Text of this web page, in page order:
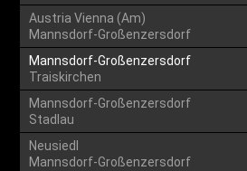
Austria Vienna (Am)
Mannsdorf-Großenzersdorf
Mannsdorf-Großenzersdorf
Traiskirchen
Mannsdorf-Großenzersdorf
Stadlau
Neusiedl
Mannsdorf-Großenzersdorf